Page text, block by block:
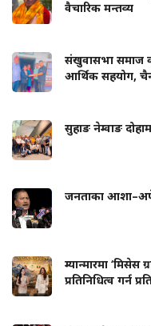
वैचारिक मन्तव्य
संखुवासभा समाज
आर्थिक सहयोग,
सुहाङ नेम्वाङ
जनताका
म्यान्मारमा
प्रतिनिधित्व गर्न